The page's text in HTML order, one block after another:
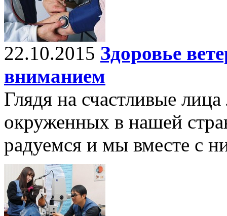
22.10.2015 Здоровье
вниманием
Глядя на счастливые
окруженных в нашей
радуемся и мы вместе с